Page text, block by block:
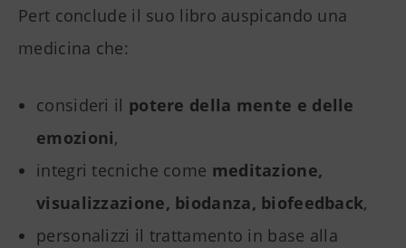
Pert conclude il suo libro auspicando una
medicina che:
consideri il potere della mente e delle
emozioni,
integri tecniche come meditazione,
visualizzazione, biodanza, biofeedback,
personalizzi il trattamento in base alla